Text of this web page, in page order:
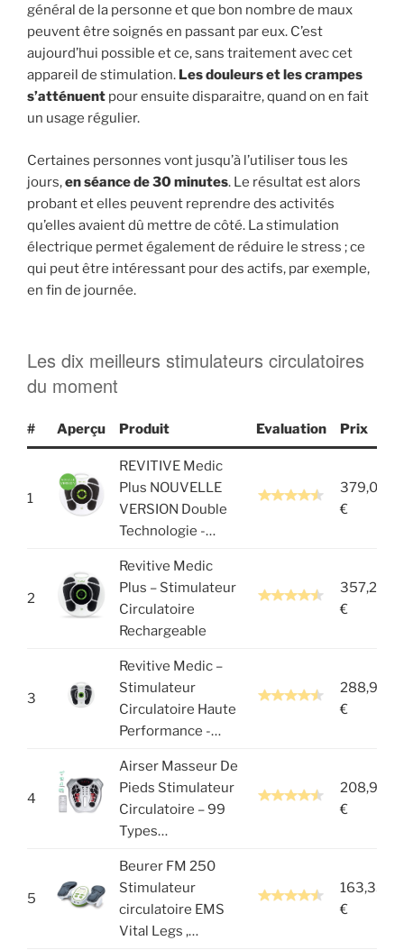
général de la personne et que bon nombre de maux
peuvent être soignés en passant par eux. C’est
aujourd’hui possible et ce, sans traitement avec cet
appareil de stimulation. Les douleurs et les crampes
s’atténuent pour ensuite disparaitre, quand on en fait
un usage régulier.
Certaines personnes vont jusqu’à l’utiliser tous les
jours,en séance de 30 minutes. Le résultat est alors
probant et elles peuvent reprendre des activités
qu’elles avaient dû mettre de côté. La stimulation
électrique permet également de réduire le stress ; ce
qui peut être intéressant pour des actifs, par exemple,
en fin de journée.
Les dix meilleurs stimulateurs circulatoires
du moment
# Aperçu Produit Evaluation Prix
1
REVITIVE Medic
Plus NOUVELLE
VERSION Double
Technologie -…
379,00
€
2
Revitive Medic
Plus – Stimulateur
Circulatoire
Rechargeable
357,20
€
3
Revitive Medic –
Stimulateur
Circulatoire Haute
Performance -…
288,99
€
4
Airser Masseur De
Pieds Stimulateur
Circulatoire – 99
Types…
208,98
€
5
Beurer FM 250
Stimulateur
circulatoire EMS
Vital Legs ,…
163,33
€